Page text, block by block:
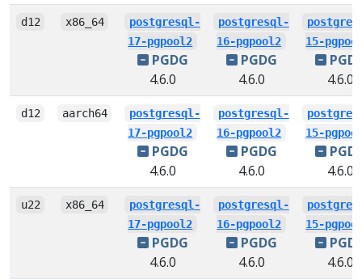
d12 x86_64
postgresql-
17-pgpool2
PGDG
4.6.0
postgresql-
16-pgpool2
PGDG
4.6.0
15-
4.6.0
d12 aarch64
postgresql-
17-pgpool2
PGDG
4.6.0
postgresql-
16-pgpool2
PGDG
4.6.0
15-
4.6.0
u22 x86_64
postgresql-
17-pgpool2
PGDG
4.6.0
postgresql-
16-pgpool2
PGDG
4.6.0
15-
4.6.0